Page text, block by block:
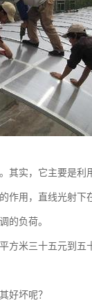
其实，它主要是
作用，直线光射
的负荷。
方米三十五元到
好坏呢？